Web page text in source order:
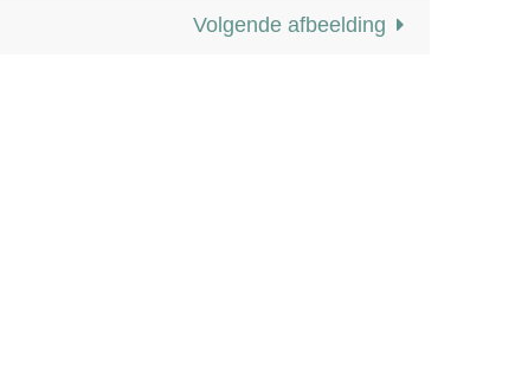
Volgende afbeelding